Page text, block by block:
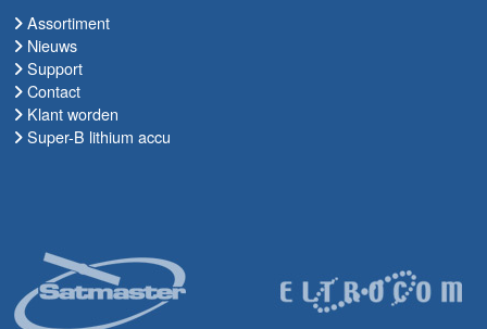
Assortiment
Nieuws
Support
Contact
Klant worden
Super-B lithium accu